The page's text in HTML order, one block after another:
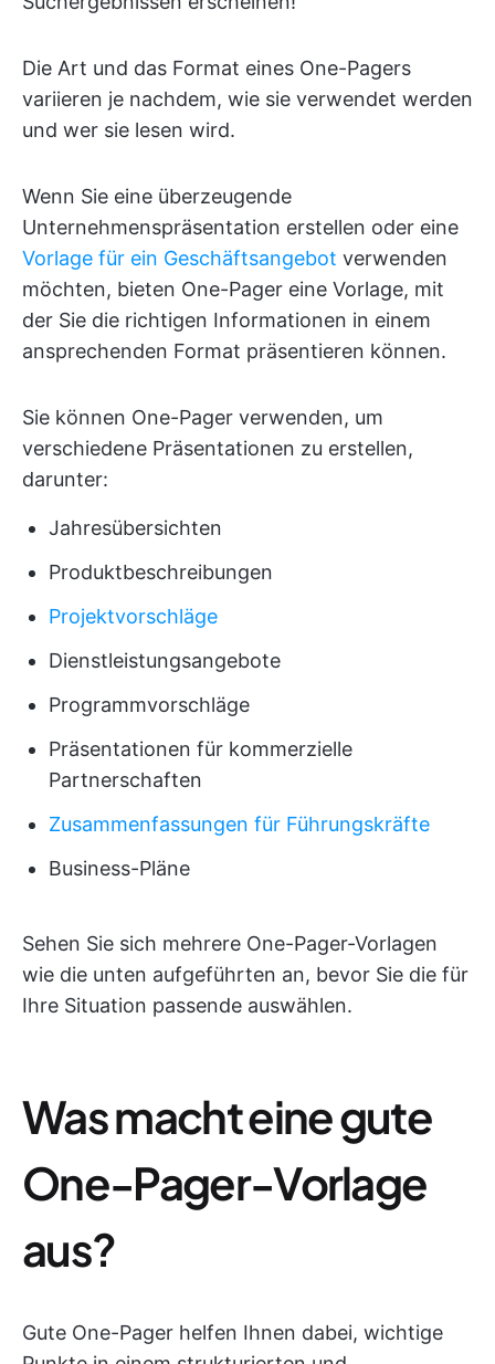
Die Art und das Format eines One-Pagers
variieren je nachdem, wie sie verwendet werden
und wer sie lesen wird.
Wenn Sie eine überzeugende
Unternehmenspräsentation erstellen oder eine
Vorlage für ein Geschäftsangebot verwenden
möchten, bieten One-Pager eine Vorlage, mit
der Sie die richtigen Informationen in einem
ansprechenden Format präsentieren können.
Sie können One-Pager verwenden, um
verschiedene Präsentationen zu erstellen,
darunter:
Jahresübersichten
Produktbeschreibungen
Projektvorschläge
Dienstleistungsangebote
Programmvorschläge
Präsentationen für kommerzielle
Partnerschaften
Zusammenfassungen für Führungskräfte
Business-Pläne
Sehen Sie sich mehrere One-Pager-Vorlagen
wie die unten aufgeführten an, bevor Sie die für
Ihre Situation passende auswählen.
Was macht eine gute
One-Pager-Vorlage
aus?
Gute One-Pager helfen Ihnen dabei, wichtige